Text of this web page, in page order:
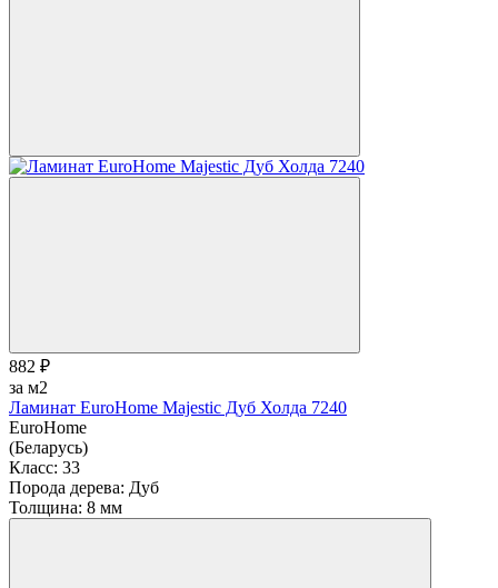
882 ₽
за м2
Ламинат EuroHome Majestic Дуб Холда 7240
EuroHome
(Беларусь)
Класс: 33
Порода дерева: Дуб
Толщина: 8 мм